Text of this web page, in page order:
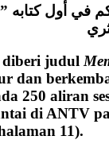
في أول كتابه
judul
dan
250 aliran
di ANTV
11).